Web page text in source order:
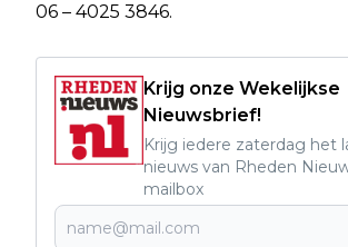
06 – 4025 3846.
Krijg onze Wekelijkse
Nieuwsbrief!
Krijg iedere zaterdag het
nieuws van Rheden
mailbox